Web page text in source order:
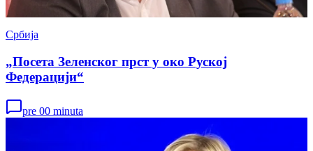
Србија
„Посета Зеленског прст у око Руској
Федерацији“
pre 00 minuta